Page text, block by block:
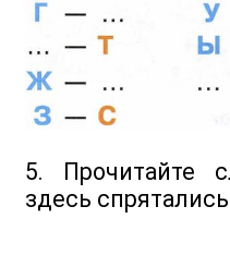
5. Прочитайте
здесь